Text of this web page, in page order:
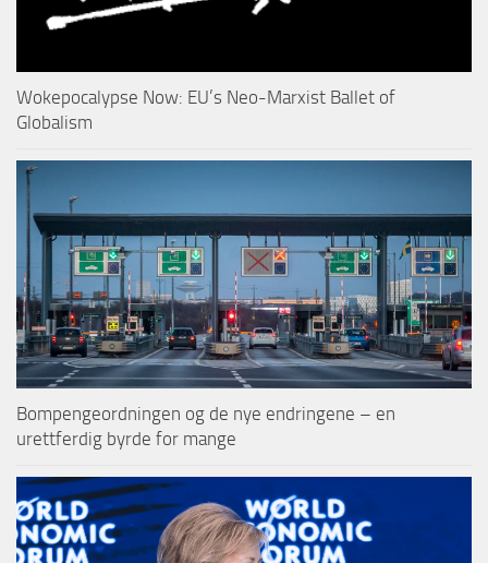
Wokepocalypse Now: EU’s Neo-Marxist Ballet of
Globalism
Bompengeordningen og de nye endringene – en
urettferdig byrde for mange